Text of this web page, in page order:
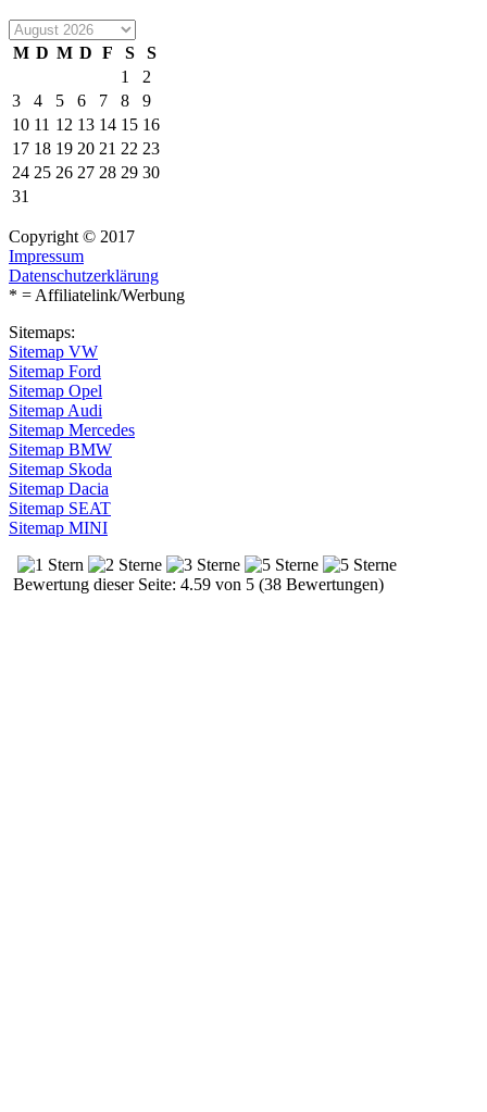
M D M D F S
S
1
2
3
4 5 6 7 8
9
10 11 12 13 14 15 16
17 18 19 20 21 22 23
24 25 26 27 28 29 30
31
Copyright © 2017
Impressum
Datenschutzerklärung
* = Affiliatelink/Werbung
Sitemaps:
Sitemap VW
Sitemap Ford
Sitemap Opel
Sitemap Audi
Sitemap Mercedes
Sitemap BMW
Sitemap Skoda
Sitemap Dacia
Sitemap SEAT
Sitemap MINI
Bewertung dieser Seite: 4.59 von 5 (38 Bewertungen)